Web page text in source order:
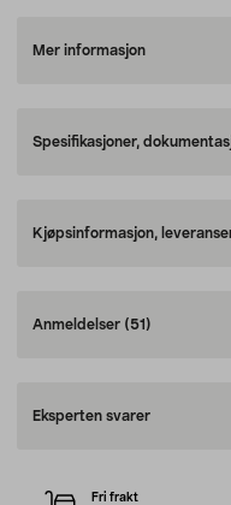
Mer informasjon
Spesifikasjoner,
Kjøpsinformasjon,
Anmeldelser (51)
Eksperten svarer
Fri frakt